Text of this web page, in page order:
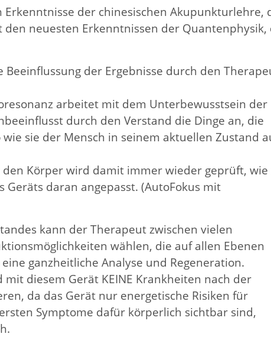
der chinesischen Akupunkturlehre,
neuesten Erkenntnissen der Quantenphysik,
Beeinflussung der Ergebnisse durch den
arbeitet mit dem Unterbewusstsein der
durch den Verstand die Dinge an, die
sie der Mensch in seinem aktuellen Zustand
den Körper wird damit immer wieder geprüft,
daran angepasst. (AutoFokus mit
kann der Therapeut zwischen vielen
wählen, die auf allen Ebenen
ganzheitliche Analyse und Regeneration.
diesem Gerät KEINE Krankheiten nach der
da das Gerät nur energetische Risiken für
Symptome dafür körperlich sichtbar sind,